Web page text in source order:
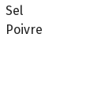
Sel
Poivre